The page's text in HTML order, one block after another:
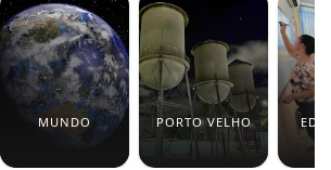
MUNDO PORTO VELHO